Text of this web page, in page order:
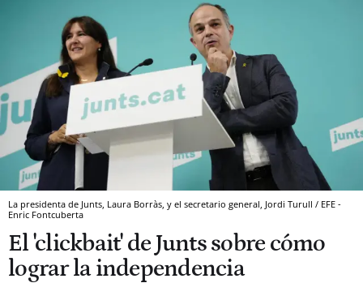
La presidenta de Junts, Laura Borràs, y el secretario general, Jordi Turull / EFE -
Enric Fontcuberta
El 'clickbait' de Junts sobre cómo
lograr la independencia